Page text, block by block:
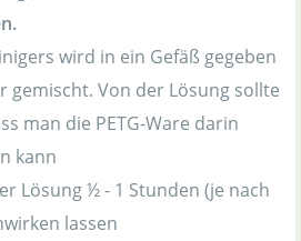
wird in ein Gefäß gegeben
gemischt. Von der Lösung sollte
man die PETG-Ware darin
kann
Lösung ½ - 1 Stunden (je nach
lassen